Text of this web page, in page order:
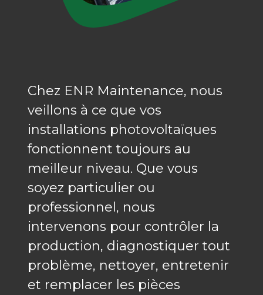
Chez ENR Maintenance, nous
veillons à ce que vos
installations photovoltaïques
fonctionnent toujours au
meilleur niveau. Que vous
soyez particulier ou
professionnel, nous
intervenons pour contrôler la
production, diagnostiquer tout
problème, nettoyer, entretenir
et remplacer les pièces